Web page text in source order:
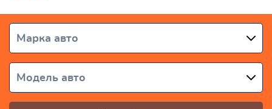
Марка авто
Модель авто